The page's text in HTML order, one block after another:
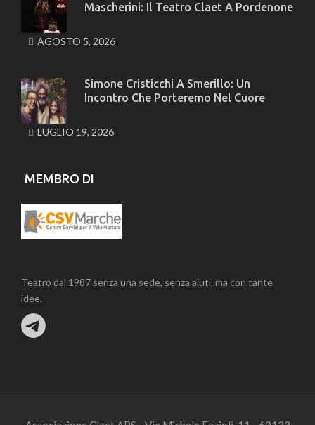
Mascherini: Il Teatro Claet A Pordenone
AGOSTO 5, 2026
Simone Cristicchi A Smerillo: Un
Incontro Che Porteremo Nel Cuore
LUGLIO 19, 2026
MEMBRO DI
Teatro dal 1987 senza una sede, senza aiuti, ma con tante
idee.